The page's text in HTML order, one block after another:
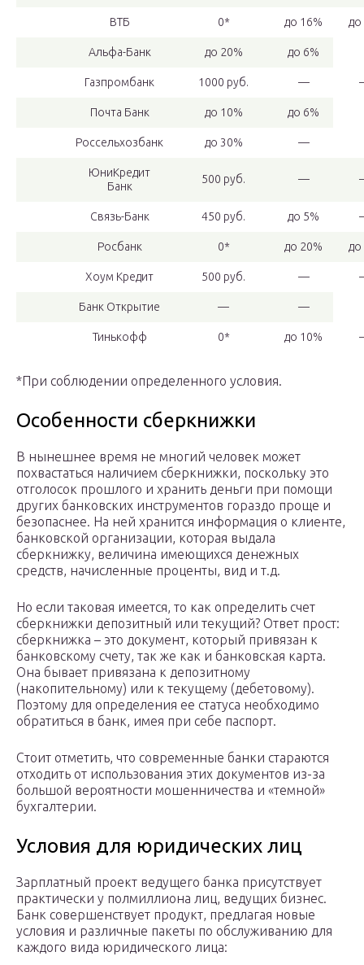
ВТБ 0* до 16% до
Альфа-Банк до 20% до 6%
Газпромбанк 1000 руб. —
Почта Банк до 10% до 6%
Россельхозбанк до 30% —
ЮниКредит
Банк
500 руб. —
Связь-Банк 450 руб. до 5%
Росбанк 0* до 20% до
Хоум Кредит 500 руб. —
Банк Открытие — —
Тинькофф 0* до 10%
*При соблюдении определенного условия.
Особенности сберкнижки
В нынешнее время не многий человек может
похвастаться наличием сберкнижки, поскольку это
отголосок прошлого и хранить деньги при помощи
других банковских инструментов гораздо проще и
безопаснее. На ней хранится информация о клиенте,
банковской организации, которая выдала
сберкнижку, величина имеющихся денежных
средств, начисленные проценты, вид и т.д.
Но если таковая имеется, то как определить счет
сберкнижки депозитный или текущий? Ответ прост:
сберкнижка – это документ, который привязан к
банковскому счету, так же как и банковская карта.
Она бывает привязана к депозитному
(накопительному) или к текущему (дебетовому).
Поэтому для определения ее статуса необходимо
обратиться в банк, имея при себе паспорт.
Стоит отметить, что современные банки стараются
отходить от использования этих документов из-за
большой вероятности мошенничества и «темной»
бухгалтерии.
Условия для юридических лиц
Зарплатный проект ведущего банка присутствует
практически у полмиллиона лиц, ведущих бизнес.
Банк совершенствует продукт, предлагая новые
условия и различные пакеты по обслуживанию для
каждого вида юридического лица: